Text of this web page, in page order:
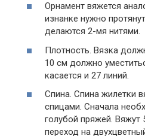
Орнамент вяжется
изнанке нужно
делаются 2-мя нитями.
Плотность. Вязка
10 см должно
касается и 27 линий.
Спина. Спина жилетки
спицами. Сначала
голубой пряжей.
переход на